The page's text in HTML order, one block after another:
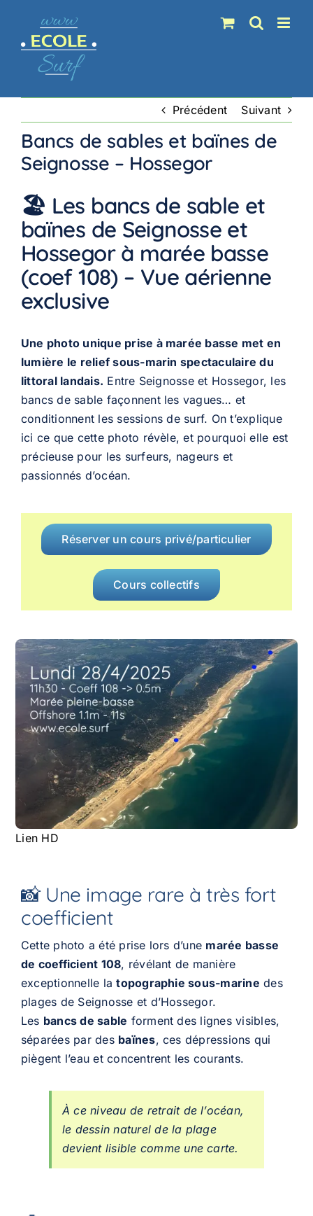
contenu
Précédent Suivant
Bancs de sables et baïnes de
Seignosse – Hossegor
🏖️ Les bancs de sable et
baïnes de Seignosse et
Hossegor à marée basse
(coef 108) – Vue aérienne
exclusive
Une photo unique prise à marée basse met en
lumière le relief sous-marin spectaculaire du
littoral landais. Entre Seignosse et Hossegor, les
bancs de sable façonnent les vagues… et
conditionnent les sessions de surf. On t’explique
ici ce que cette photo révèle, et pourquoi elle est
précieuse pour les surfeurs, nageurs et
passionnés d’océan.
Réserver un cours privé/particulier
Cours collectifs
Lien HD
📸 Une image rare à très fort
coefficient
Cette photo a été prise lors d’une marée basse
de coefficient 108, révélant de manière
exceptionnelle latopographie sous-marine des
plages de Seignosse et d’Hossegor.
Les bancs de sable forment des lignes visibles,
séparées par des baïnes, ces dépressions qui
piègent l’eau et concentrent les courants.
À ce niveau de retrait de l’océan,
le dessin naturel de la plage
devient lisible comme une carte.